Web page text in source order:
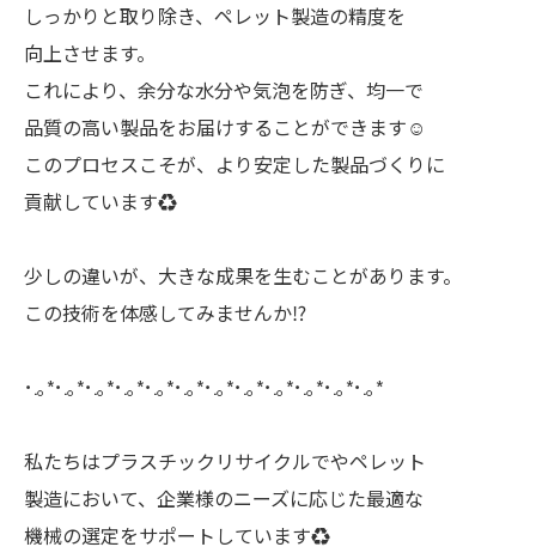
しっかりと取り除き、ペレット製造の精度を
向上させます。
これにより、余分な水分や気泡を防ぎ、均一で
品質の高い製品をお届けすることができます☺️
このプロセスこそが、より安定した製品づくりに
貢献しています♻️
少しの違いが、大きな成果を生むことがあります。
この技術を体感してみませんか⁉️
･.｡*･.｡*･.｡*･.｡*･.｡*･.｡*･.｡*･.｡*･.｡*･.｡*･.｡*･.｡*
私たちはプラスチックリサイクルでやペレット
製造において、企業様のニーズに応じた最適な
機械の選定をサポートしています♻️